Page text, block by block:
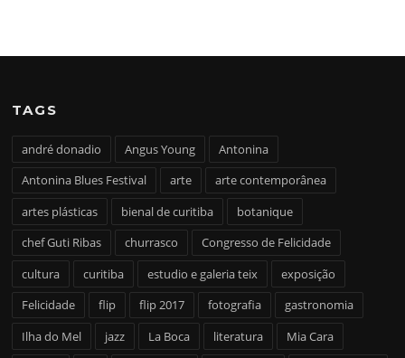
TAGS
andré donadio Angus Young
Antonina
Antonina Blues Festival
arte
arte contemporânea
artes plásticas
bienal de curitiba
botanique
chef Guti Ribas
churrasco
Congresso de Felicidade
cultura
curitiba estudio e galeria teix
exposição
Felicidade
flip flip 2017 fotografia
gastronomia
Ilha do Mel
jazz La Boca literatura
Mia Cara